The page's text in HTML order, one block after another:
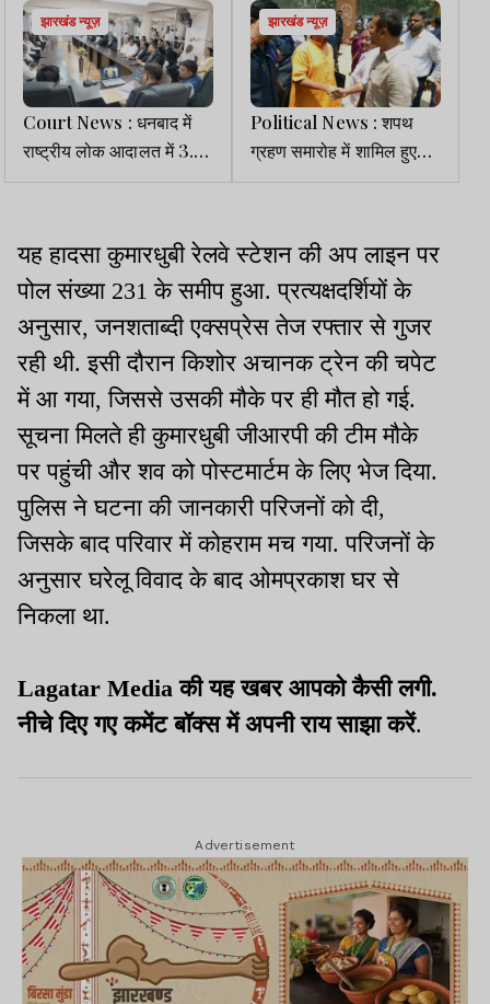
झारखंड न्यूज़
Court News : धनबाद में
राष्ट्रीय लोक आदालत में 3.73
लाख मामलों का निष्पादन, 1.70
झारखंड न्यूज़
Political News : शपथ
ग्रहण समारोह में शामिल हुए
सुदेश महतो, शुवेंदु अधिकारी को
यह हादसा कुमारधुबी रेलवे स्टेशन की अप लाइन पर
पोल संख्या 231 के समीप हुआ. प्रत्यक्षदर्शियों के
अनुसार, जनशताब्दी एक्सप्रेस तेज रफ्तार से गुजर
रही थी. इसी दौरान किशोर अचानक ट्रेन की चपेट
में आ गया, जिससे उसकी मौके पर ही मौत हो गई.
सूचना मिलते ही कुमारधुबी जीआरपी की टीम मौके
पर पहुंची और शव को पोस्टमार्टम के लिए भेज दिया.
पुलिस ने घटना की जानकारी परिजनों को दी,
जिसके बाद परिवार में कोहराम मच गया. परिजनों के
अनुसार घरेलू विवाद के बाद ओमप्रकाश घर से
निकला था.
Lagatar Media की यह खबर आपको कैसी लगी.
नीचे दिए गए कमेंट बॉक्स में अपनी राय साझा करें.
Advertisement